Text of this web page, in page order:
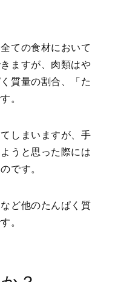
ての食材において
ますが、肉類はや
質量の割合、「た
。
しまいますが、手
うと思った際には
です。
ど他のたんぱく質
。